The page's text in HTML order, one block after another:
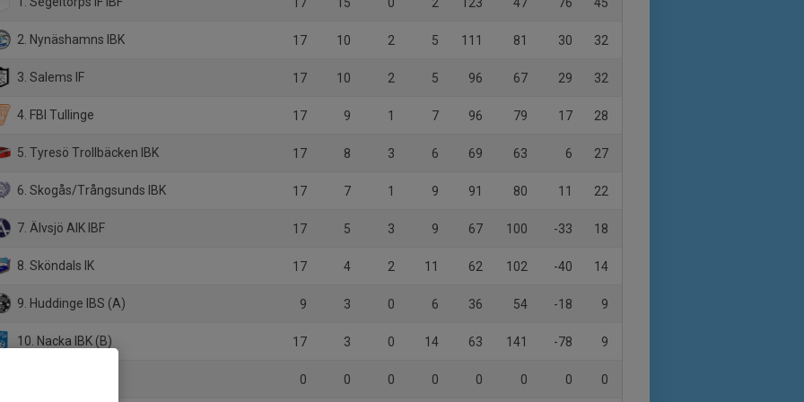
2. Nynäshamns IBK 17 10 2 5 111 81 30 32
3. Salems IF 17 10 2 5 96 67 29 32
4. FBI Tullinge 17 9 1 7 96 79 17 28
5. Tyresö Trollbäcken IBK 17 8 3 6 69 63 6 27
6. Skogås/Trångsunds IBK 17 7 1 9 91 80 11 22
7. Älvsjö AIK IBF 17 5 3 9 67 100 -33 18
8. Sköndals IK 17 4 2 11 62 102 -40 14
9. Huddinge IBS (A) 9 3 0 6 36 54 -18 9
10. Nacka IBK (B) 17 3 0 14 63 141 -78 9
0 0 0 0 0 0 0 0